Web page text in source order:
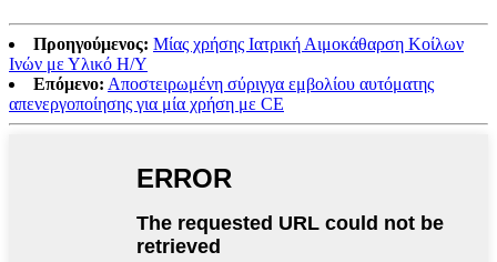
Προηγούμενος: Μίας χρήσης Ιατρική Αιμοκάθαρση Κοίλων
Ινών με Υλικό Η/Υ
Επόμενο: Αποστειρωμένη σύριγγα εμβολίου αυτόματης
απενεργοποίησης για μία χρήση με CE